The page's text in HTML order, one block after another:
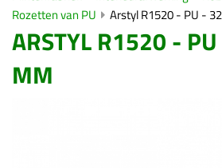
Rozetten van PU
Arstyl R1520 - PU -
ARSTYL R1520 -
MM